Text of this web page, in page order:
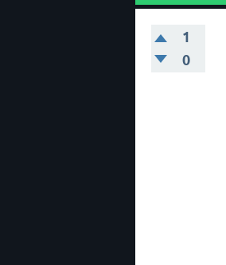
1
0